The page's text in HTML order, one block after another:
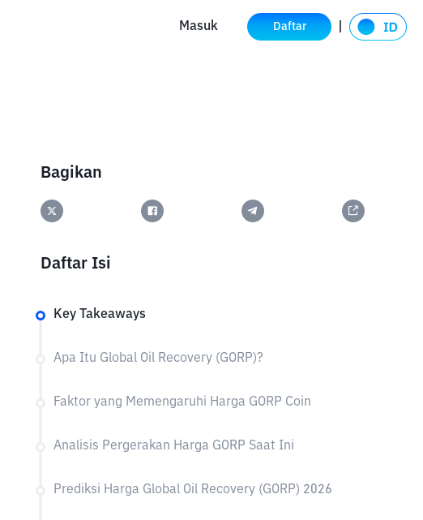
Masuk Daftar
Bagikan
Daftar Isi
Key Takeaways
Apa Itu Global Oil Recovery (GORP)?
Faktor yang Memengaruhi Harga GORP Coin
Analisis Pergerakan Harga GORP Saat Ini
Prediksi Harga Global Oil Recovery (GORP) 2026